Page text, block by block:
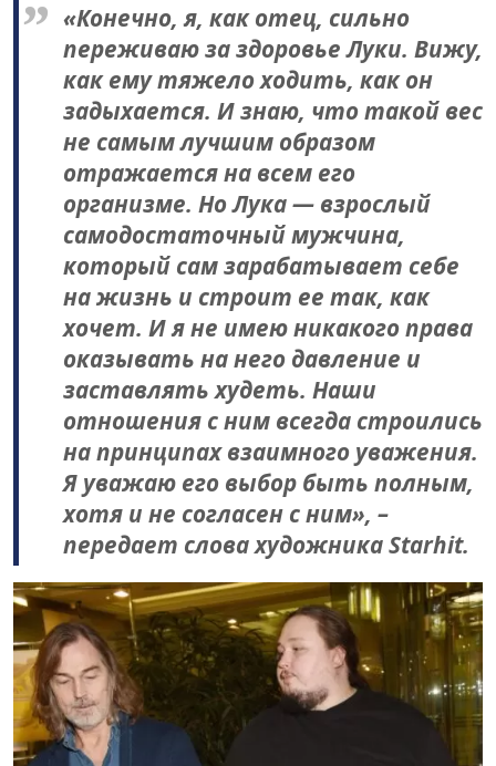
«Конечно, я, как отец, сильно
переживаю за здоровье Луки. Вижу,
как ему тяжело ходить, как он
задыхается. И знаю, что такой вес
не самым лучшим образом
отражается на всем его
организме. Но Лука — взрослый
самодостаточный мужчина,
который сам зарабатывает себе
на жизнь и строит ее так, как
хочет. И я не имею никакого права
оказывать на него давление и
заставлять худеть. Наши
отношения с ним всегда строились
на принципах взаимного уважения.
Я уважаю его выбор быть полным,
хотя и не согласен с ним», –
передает слова художника Starhit.